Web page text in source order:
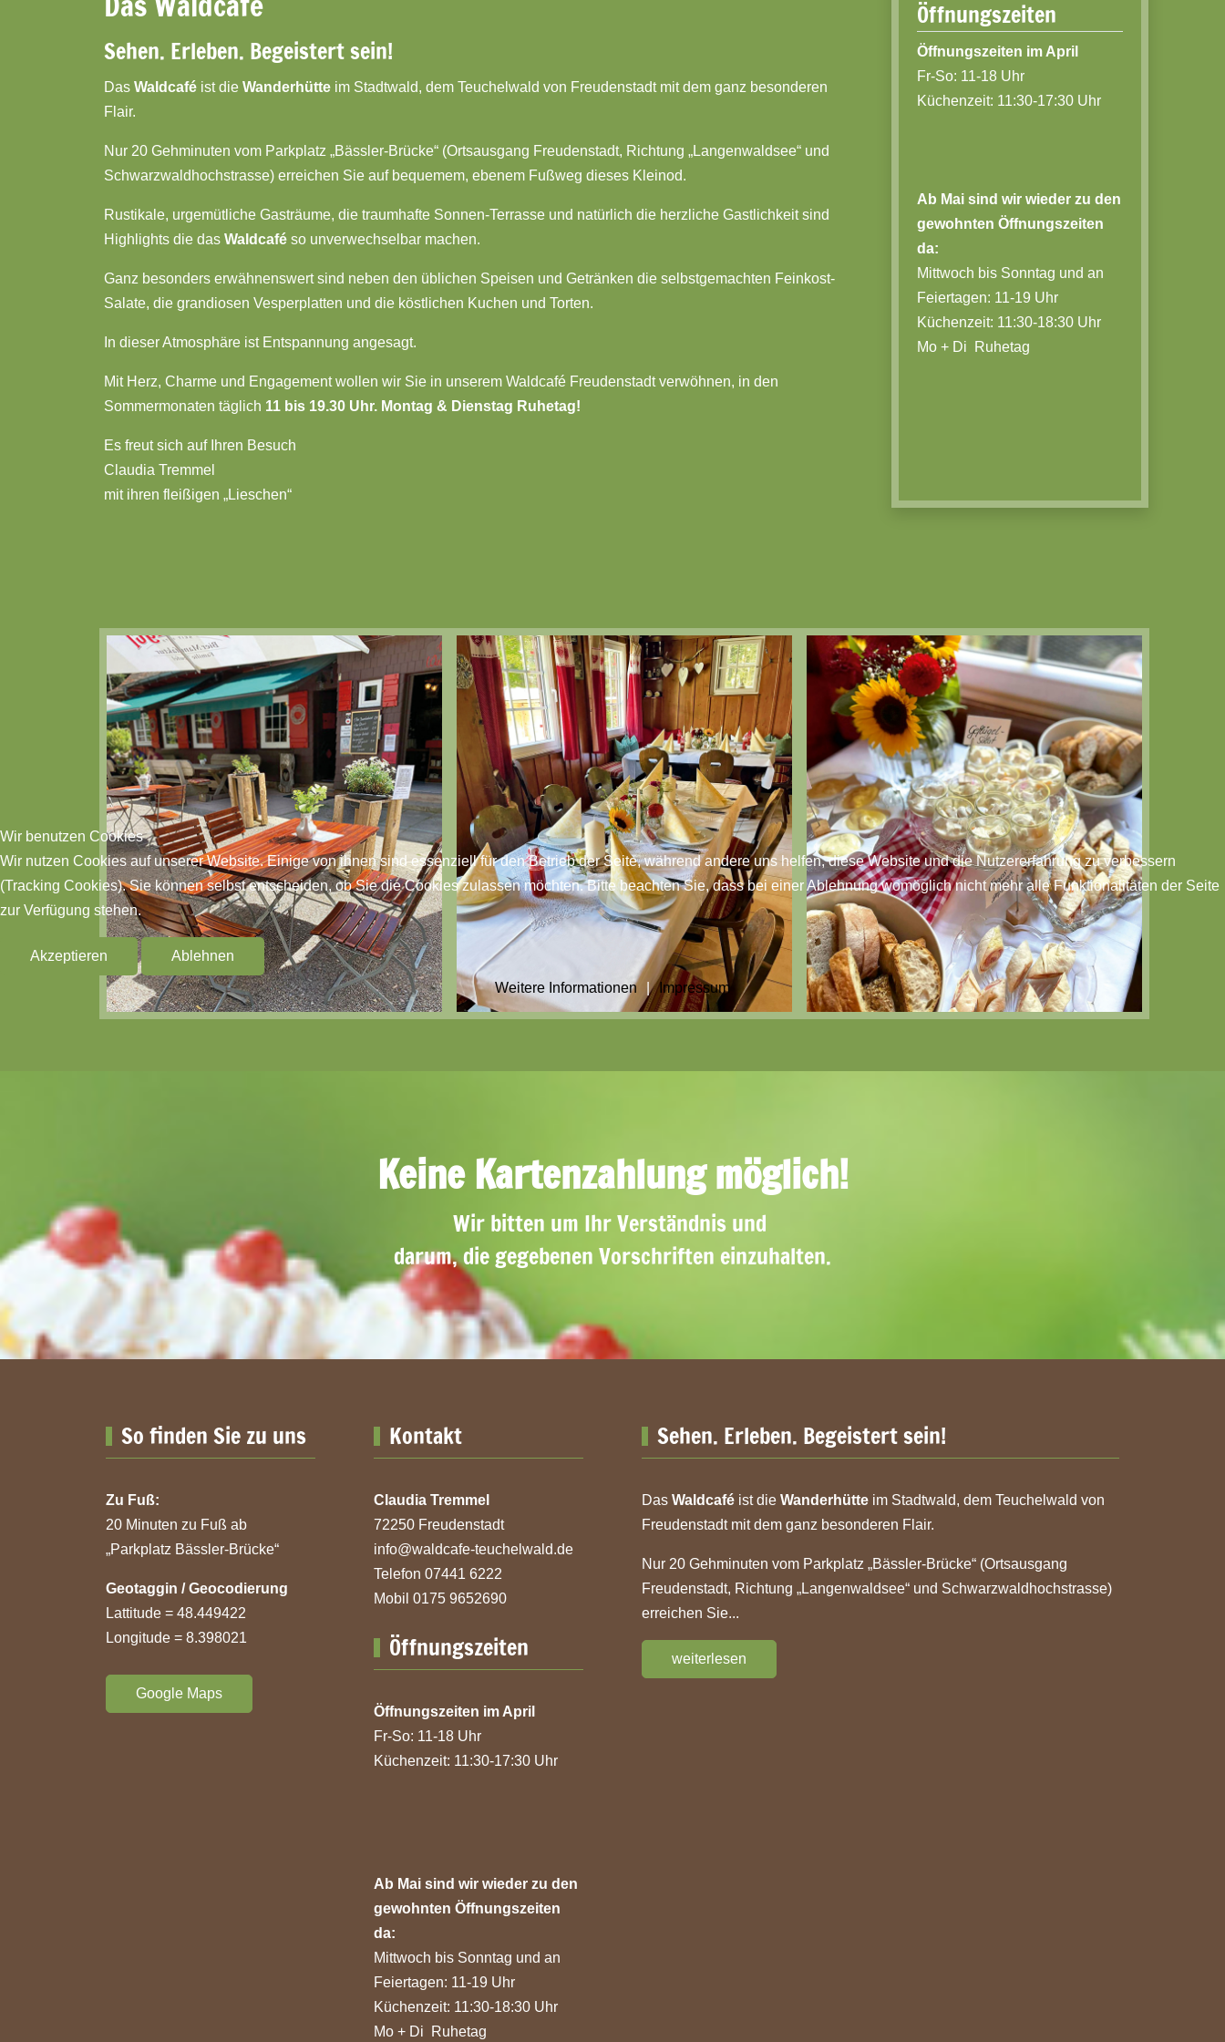
Sehen. Erleben. Begeistert sein!
Das Waldcafé ist die Wanderhütte im Stadtwald, dem Teuchelwald von Freudenstadt mit dem ganz besonderen
Flair.
Nur 20 Gehminuten vom Parkplatz „Bässler-Brücke“ (Ortsausgang Freudenstadt, Richtung „Langenwaldsee“ und
Schwarzwaldhochstrasse) erreichen Sie auf bequemem, ebenem Fußweg dieses Kleinod.
Rustikale, urgemütliche Gasträume, die traumhafte Sonnen-Terrasse und natürlich die herzliche Gastlichkeit sind
Highlights die das Waldcafé so unverwechselbar machen.
Ganz besonders erwähnenswert sind neben den üblichen Speisen und Getränken die selbstgemachten Feinkost-
Salate, die grandiosen Vesperplatten und die köstlichen Kuchen und Torten.
In dieser Atmosphäre ist Entspannung angesagt.
Mit Herz, Charme und Engagement wollen wir Sie in unserem Waldcafé Freudenstadt verwöhnen, in den
Sommermonaten täglich 11 bis 19.30 Uhr. Montag & Dienstag Ruhetag!
Es freut sich auf Ihren Besuch
Claudia Tremmel
mit ihren fleißigen „Lieschen“
Öffnungszeiten
Öffnungszeiten im April
Fr-So: 11-18 Uhr
Küchenzeit: 11:30-17:30 Uhr
Ab Mai sind wir wieder zu den
gewohnten Öffnungszeiten
da:
Mittwoch bis Sonntag und an
Feiertagen: 11-19 Uhr
Küchenzeit: 11:30-18:30 Uhr
Mo + Di Ruhetag
Keine Kartenzahlung möglich!
Wir bitten um Ihr Verständnis und
darum, die gegebenen Vorschriften einzuhalten.
So finden Sie zu uns
Zu Fuß:
20 Minuten zu Fuß ab
„Parkplatz Bässler-Brücke“
Geotaggin / Geocodierung
Lattitude = 48.449422
Longitude = 8.398021
Google Maps
Kontakt
Claudia Tremmel
72250 Freudenstadt
info@waldcafe-teuchelwald.de
Telefon 07441 6222
Mobil 0175 9652690
Öffnungszeiten
Öffnungszeiten im April
Fr-So: 11-18 Uhr
Küchenzeit: 11:30-17:30 Uhr
Ab Mai sind wir wieder zu den
gewohnten Öffnungszeiten
da:
Mittwoch bis Sonntag und an
Feiertagen: 11-19 Uhr
Küchenzeit: 11:30-18:30 Uhr
Mo + Di Ruhetag
Sehen. Erleben. Begeistert sein!
Das Waldcafé ist die Wanderhütte im Stadtwald, dem Teuchelwald von
Freudenstadt mit dem ganz besonderen Flair.
Nur 20 Gehminuten vom Parkplatz „Bässler-Brücke“ (Ortsausgang
Freudenstadt, Richtung „Langenwaldsee“ und Schwarzwaldhochstrasse)
erreichen Sie...
weiterlesen
Wir benutzen Cookies
Wir nutzen Cookies auf unserer Website. Einige von ihnen sind essenziell für den Betrieb der Seite, während andere uns helfen, diese Website und die Nutzererfahrung zu verbessern
(Tracking Cookies). Sie können selbst entscheiden, ob Sie die Cookies zulassen möchten. Bitte beachten Sie, dass bei einer Ablehnung womöglich nicht mehr alle Funktionalitäten der Seite
zur Verfügung stehen.
Akzeptieren Ablehnen
Weitere Informationen | Impressum